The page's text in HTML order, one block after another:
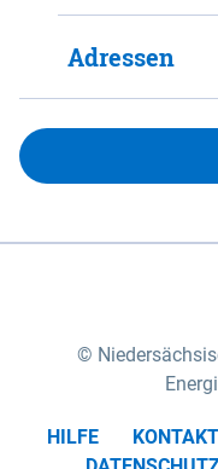
Adressen
HILFE KONTAKT